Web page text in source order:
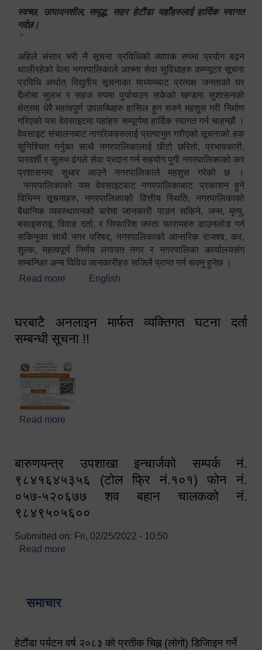
स्वच्छ, उत्पादनशील, समृद्ध, सहर हेटौंडा यहाँहरुलाई हार्दिक स्वागत
गर्दछ।
"
अहिले संसार भरी नै सूचना प्रविधिको व्यापक रुपमा प्रयोग बढ्न
थालीरहेको वेला नगरपालिकाले आफ्ना सेवा सुविधाहरु कम्प्यूटर सूचना
प्रविधि अर्थात् विद्युतीय सूचनाका माध्यमबाट प्रत्यक्ष जनताको घर
दैलोमा सुलभ र सहज रुपमा पुर्याचउन सकेको खण्डमा सुशासनको
क्षेत्रमा धेरै महत्वपुर्ण उपलब्धिहरु हासिल हुन सक्ने महशुस गरी निर्माण
गरिएको यस वेवसाइटमा यहांहरु सम्पूर्णमा हार्दिक स्वागत गर्न चाहन्छौं ।
वेवसाइट संचालनबाट नागरिकहरुलाई प्रत्याभुत गरीएको सूचनाको हक
सुनिश्चित गर्नुका साथै नगरपालिकालाई छीटो छरितो, प्रभावकारी,
पारदर्शी र सुलभ ढंगले सेवा प्रदान गर्न सहयोग पुगी नगरपालिकाको कर
प्रशासनमा सुधार आउने नगरपालिकाले महशुस गरेको छ ।
नगरपालिकाको यस वेवसाइटबाट नगरपालिकाबाट प्रकाशन हुने
विभिन्न सूचनाहरु, नगरपालिकाको वित्तीय स्थिति, नगरपालिकाको
बैधानिक व्यवस्थापनको बारेमा जानकारी पाउन सकिने, जन्म, मृत्यु,
बसाइसराइ, विवाह दर्ता, र सिफारिश जस्ता फारामहरु डाउनलोड गर्न
सकिनुका साथै नगर परिषद, नगरपालिकाको आन्तरिक राजश्व, कर,
शुल्क, महत्वपूर्ण निर्णय लगायत नगर र नगरपालिका कार्यालयसंग
सम्बन्धित अन्य विविध जानकारीहरु सजिलै प्राप्त गर्न सक्नु हुनेछ ।
Read more about स्वागतम!!!
English
घरबाटै अनलाइन मार्फत व्यक्तिगत घटना दर्ता
सम्बन्धी सूचना !!
Read more
बारुणयन्त्र उपशाखा इन्चार्जको सम्पर्क नं.
९८४१६४५३५६ (टोल फ्रि नं.१०१) फोन नं.
०५७-५२०६७७ शव बहान चालकको नं.
९८४९५०५६००
Submitted on: Fri, 02/25/2022 - 10:50
Read more
समाचार
हेटौंडा पर्यटन वर्ष २०८३ को प्रतीक चिह्न (लोगो) डिजिाइन गर्ने